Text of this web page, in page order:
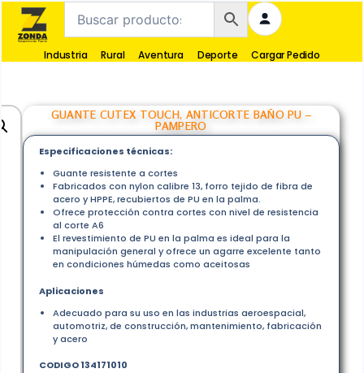
Industria Rural Aventura Deporte Cargar Pedido
GUANTE CUTEX TOUCH, ANTICORTE BAÑO PU –
PAMPERO
Especificaciones técnicas:
Guante resistente a cortes
Fabricados con nylon calibre 13, forro tejido de fibra de
acero y HPPE, recubiertos de PU en la palma.
Ofrece protección contra cortes con nivel de resistencia
al corte A6
El revestimiento de PU en la palma es ideal para la
manipulación general y ofrece un agarre excelente tanto
en condiciones húmedas como aceitosas
Aplicaciones
Adecuado para su uso en las industrias aeroespacial,
automotriz, de construcción, mantenimiento, fabricación
y acero
CODIGO 134171010